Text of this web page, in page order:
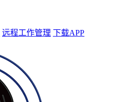
远程工作管理 下载APP